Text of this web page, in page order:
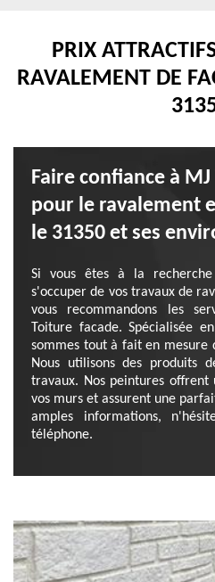
PRIX
RAVALEMENT DE
Faire confiance à
pour le ravalement
le 31350 et ses
Si vous êtes à la
s'occuper de vos travaux de
vous recommandons les
Toiture facade. Spécialisée
sommes tout à fait en mesure
Nous utilisons des produits
travaux. Nos peintures
vos murs et assurent une
amples informations,
téléphone.